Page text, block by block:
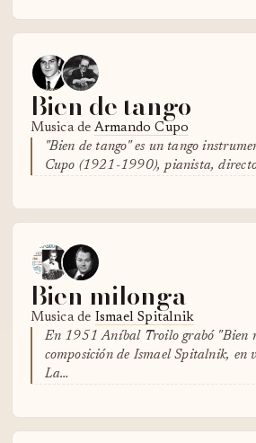
Bien de tango
Musica de Armando Cupo
"Bien de tango" es un tango
Cupo (1921-1990), pianista,
Bien milonga
Musica de Ismael Spitalnik
En 1951 Aníbal Troilo grabó "Bien
composición de Ismael Spitalnik, en
La…